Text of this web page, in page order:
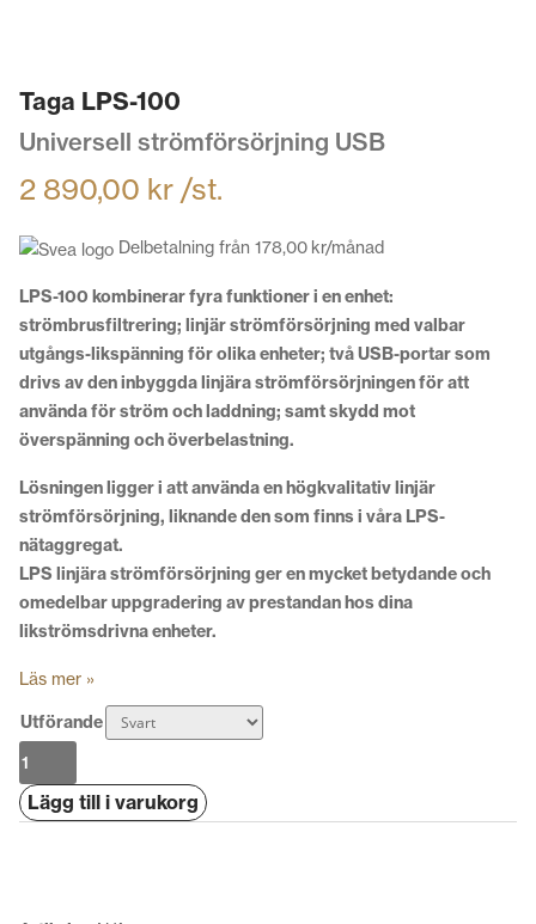
Taga LPS-100
Universell strömförsörjning USB
2 890,00 kr /st.
Delbetalning från 178,00 kr/månad
LPS-100 kombinerar fyra funktioner i en enhet:
strömbrusfiltrering; linjär strömförsörjning med valbar
utgångs-likspänning för olika enheter; två USB-portar som
drivs av den inbyggda linjära strömförsörjningen för att
använda för ström och laddning; samt skydd mot
överspänning och överbelastning.
Lösningen ligger i att använda en högkvalitativ linjär
strömförsörjning, liknande den som finns i våra LPS-
nätaggregat.
LPS linjära strömförsörjning ger en mycket betydande och
omedelbar uppgradering av prestandan hos dina
likströmsdrivna enheter.
Läs mer »
Utförande
Taga
LPS-
100
Lägg till i varukorg